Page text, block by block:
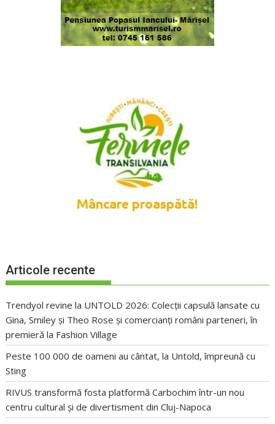
Articole recente
Trendyol revine la UNTOLD 2026: Colecții capsulă lansate cu
Gina, Smiley și Theo Rose și comercianți români parteneri, în
premieră la Fashion Village
Peste 100 000 de oameni au cântat, la Untold, împreună cu
Sting
RIVUS transformă fosta platformă Carbochim într-un nou
centru cultural și de divertisment din Cluj-Napoca